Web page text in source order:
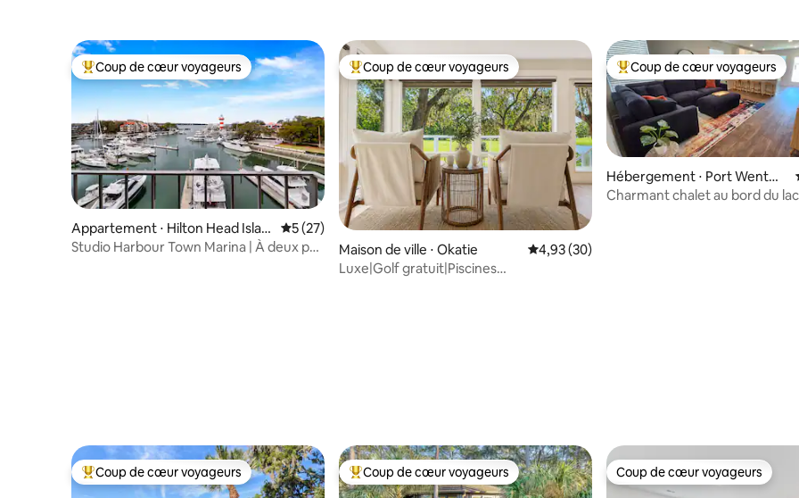
Coups de cœur voyageurs les plus appréciés
Coup de cœur voyageurs
Appartement ⋅ Hilton Head Islan
d
Évaluation moyenne sur la base de 27 commentaires : 5 sur 5
5 (27)
Studio Harbour Town Marina | À deux pas
Coups de cœur voyageurs les plus appréciés
Coup de cœur voyageurs
Maison de ville ⋅ Okatie Évaluation moyenne sur la base de 30
4,93 (30)
Luxe|Golf gratuit|Piscines
Coups de cœur voyageurs les
Coup de cœur voyageurs
Hébergement ⋅ Port Wentwo
rth
Charmant chalet au bord du lac
Coups de cœur voyageurs les plus appréciés
Coup de cœur voyageurs Coups de cœur voyageurs les plus appréciés
Coup de cœur voyageurs Coup de cœur voyageurs
Coup de cœur voyageurs